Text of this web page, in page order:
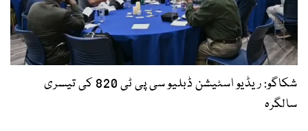
شکاگو: ریڈیو اسٹیشن ڈبلیو سی پی ٹی 820 کی تیسری
سالگرہ